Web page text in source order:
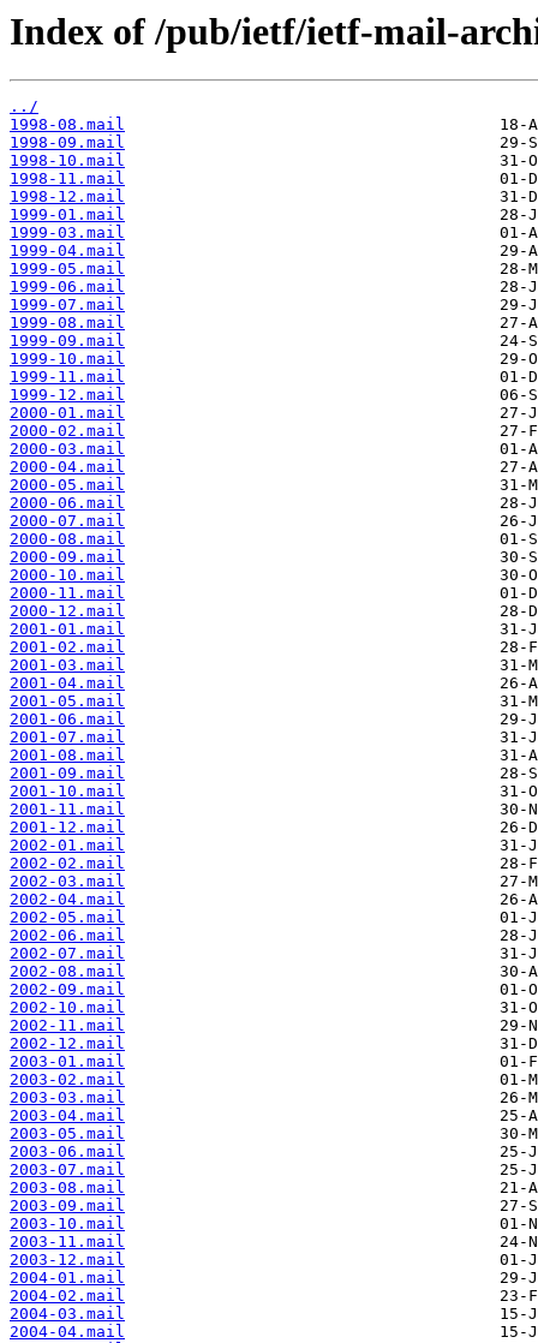
Index of /pub/ietf/ietf-mail-
../
1998-08.mail
1998-09.mail
1998-10.mail
1998-11.mail
1998-12.mail
1999-01.mail
1999-03.mail
1999-04.mail
1999-05.mail
1999-06.mail
1999-07.mail
1999-08.mail
1999-09.mail
1999-10.mail
1999-11.mail
1999-12.mail
2000-01.mail
2000-02.mail
2000-03.mail
2000-04.mail
2000-05.mail
2000-06.mail
2000-07.mail
2000-08.mail
2000-09.mail
2000-10.mail
2000-11.mail
2000-12.mail
2001-01.mail
2001-02.mail
2001-03.mail
2001-04.mail
2001-05.mail
2001-06.mail
2001-07.mail
2001-08.mail
2001-09.mail
2001-10.mail
2001-11.mail
2001-12.mail
2002-01.mail
2002-02.mail
2002-03.mail
2002-04.mail
2002-05.mail
2002-06.mail
2002-07.mail
2002-08.mail
2002-09.mail
2002-10.mail
2002-11.mail
2002-12.mail
2003-01.mail
2003-02.mail
2003-03.mail
2003-04.mail
2003-05.mail
2003-06.mail
2003-07.mail
2003-08.mail
2003-09.mail
2003-10.mail
2003-11.mail
2003-12.mail
2004-01.mail
2004-02.mail
2004-03.mail
2004-04.mail